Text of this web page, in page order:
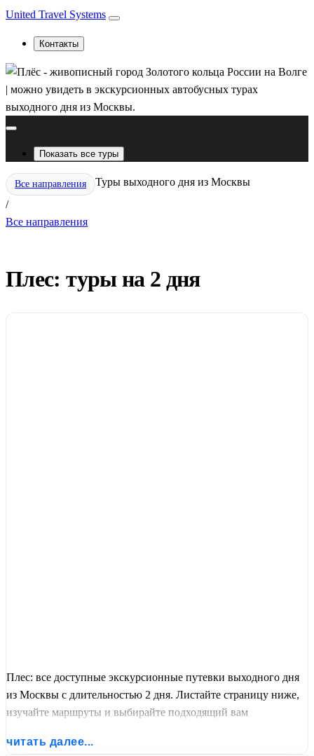
United Travel Systems
Контакты
Показать все туры
Все направления
/
Туры выходного дня из Москвы
Все направления
Плес: туры на 2 дня
Плес: все доступные экскурсионные путевки выходного дня
из Москвы с длительностью 2 дня. Листайте страницу ниже,
изучайте маршруты и выбирайте подходящий вам
United Travel Systems.
читать далее...